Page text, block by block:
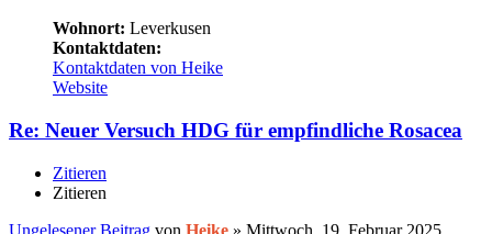
Wohnort: Leverkusen
Kontaktdaten:
Kontaktdaten von Heike
Website
Re: Neuer Versuch HDG für empfindliche Rosacea
Zitieren
Zitieren
Ungelesener Beitrag von Heike » Mittwoch, 19. Februar 2025,